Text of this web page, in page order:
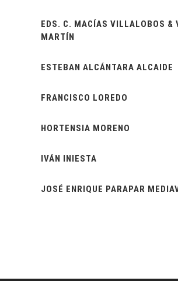
EDS. C. MACÍAS VILLALOBOS &
MARTÍN
ESTEBAN ALCÁNTARA ALCAIDE
FRANCISCO LOREDO
HORTENSIA MORENO
IVÁN INIESTA
JOSÉ ENRIQUE PARAPAR